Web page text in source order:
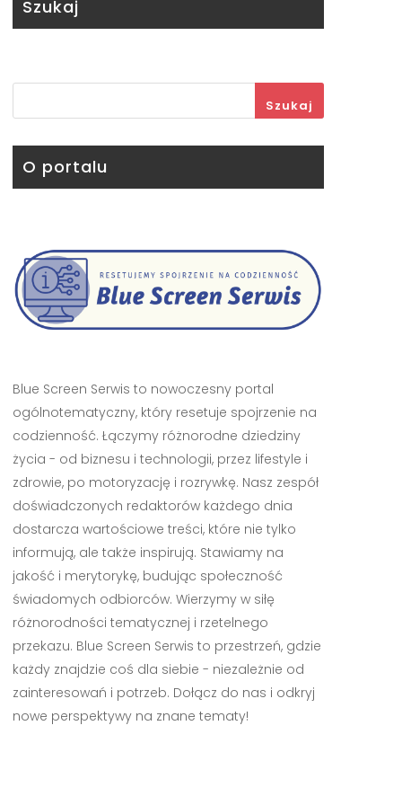
Szukaj
Szukaj
O portalu
Blue Screen Serwis to nowoczesny portal
ogólnotematyczny, który resetuje spojrzenie na
codzienność. Łączymy różnorodne dziedziny
życia - od biznesu i technologii, przez lifestyle i
zdrowie, po motoryzację i rozrywkę. Nasz zespół
doświadczonych redaktorów każdego dnia
dostarcza wartościowe treści, które nie tylko
informują, ale także inspirują. Stawiamy na
jakość i merytorykę, budując społeczność
świadomych odbiorców. Wierzymy w siłę
różnorodności tematycznej i rzetelnego
przekazu. Blue Screen Serwis to przestrzeń, gdzie
każdy znajdzie coś dla siebie - niezależnie od
zainteresowań i potrzeb. Dołącz do nas i odkryj
nowe perspektywy na znane tematy!